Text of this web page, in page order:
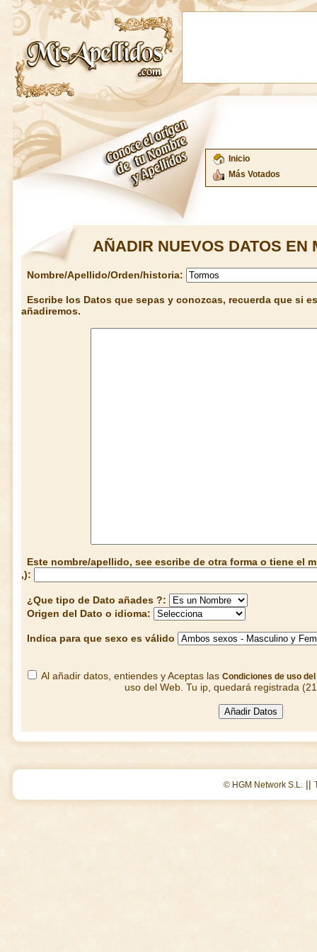
Inicio
Más Votados
AÑADIR NUEVOS DATOS EN
Nombre/Apellido/Orden/historia:
Escribe los Datos que sepas y conozcas, recuerda que si
añadiremos.
Este nombre/apellido, see escribe de otra forma o tiene el
,):
¿Que tipo de Dato añades ?:
Origen del Dato o idioma:
Indica para que sexo es válido
Al añadir datos, entiendes y Aceptas las Condiciones de uso del
uso del Web. Tu ip, quedará registrada
© HGM Network S.L. ||